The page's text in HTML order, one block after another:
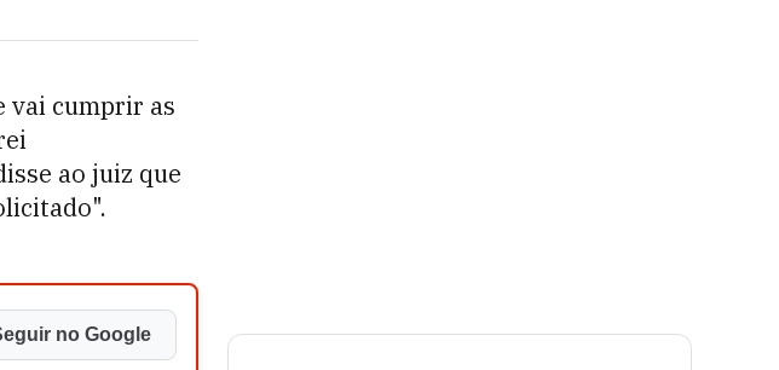
vai cumprir as
ao juiz que
no Google